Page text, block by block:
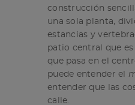
construcción
una sola planta,
estancias y
patio central que
que pasa en el
puede entender el
entender que las
calle.